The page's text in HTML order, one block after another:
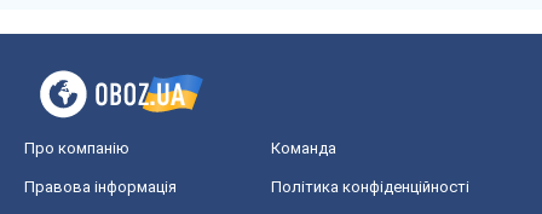
Про компанію Команда
Правова інформація Політика конфіденційності